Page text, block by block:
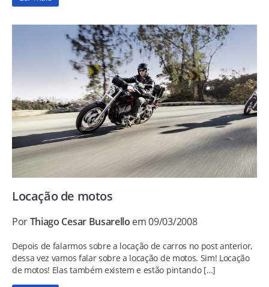
Locação de motos
PorThiago Cesar Busarello em 09/03/2008
Depois de falarmos sobre a locação de carros no post anterior,
dessa vez vamos falar sobre a locação de motos. Sim! Locação
de motos! Elas também existem e estão pintando […]